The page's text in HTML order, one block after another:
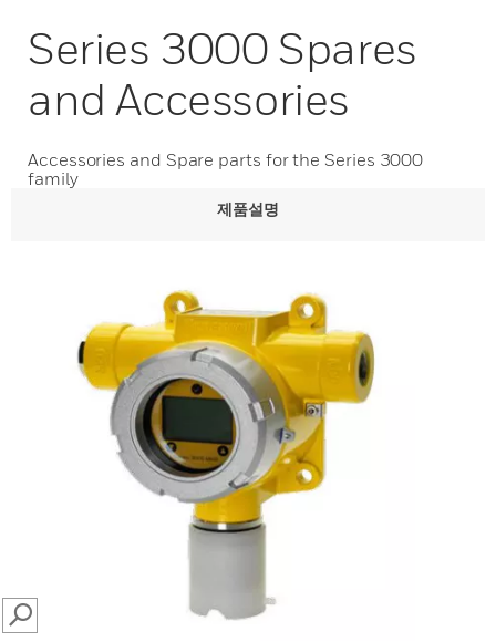
Series 3000 Spares
and Accessories
Accessories and Spare parts for the Series 3000
family
제품설명
SEARCH